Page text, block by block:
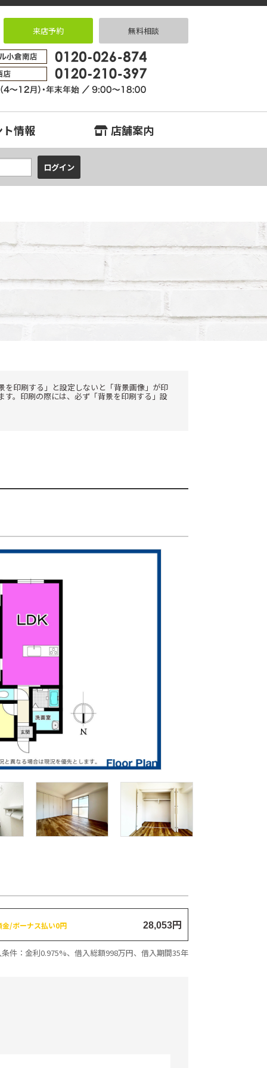
門司、若松エリアの中古マンション、中古戸建、不動産のことなら『
来店予約 無料相談
情報 店舗案内
を印刷する」と設定しないと「背景画像」が印
す。印刷の際には、必ず「背景を印刷する」設
金/ボーナス払い0円 28,053円
件：金利0.975%、借入総額998万円、借入期間35年